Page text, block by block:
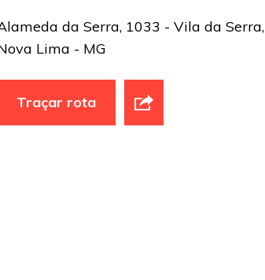
da Serra, 1033 - Vila da Serra,
Lima - MG
Traçar rota